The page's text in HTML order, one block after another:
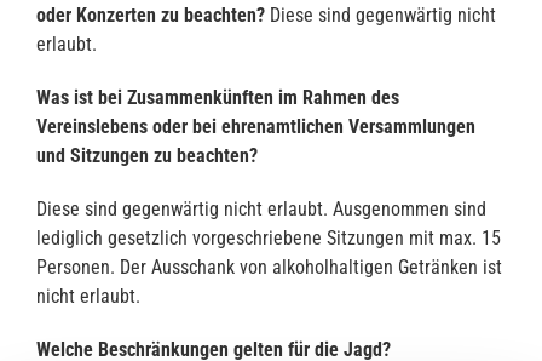
oder Konzerten zu beachten? Diese sind gegenwärtig nicht
erlaubt.
Was ist bei Zusammenkünften im Rahmen des
Vereinslebens oder bei ehrenamtlichen Versammlungen
und Sitzungen zu beachten?
Diese sind gegenwärtig nicht erlaubt. Ausgenommen sind
lediglich gesetzlich vorgeschriebene Sitzungen mit max. 15
Personen. Der Ausschank von alkoholhaltigen Getränken ist
nicht erlaubt.
Welche Beschränkungen gelten für die Jagd?